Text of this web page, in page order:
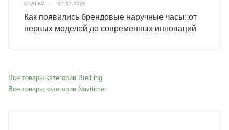
СТАТЬИ — 07.07.2023
Как появились брендовые наручные часы: от
первых моделей до современных инноваций
Все товары категории Breitling
Все товары категории Navitimer